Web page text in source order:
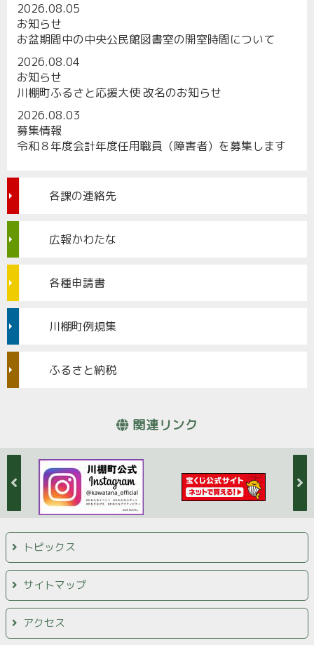
2026.08.05
お知らせ
お盆期間中の中央公民館図書室の開室時間について
2026.08.04
お知らせ
川棚町ふるさと応援大使 改名のお知らせ
2026.08.03
募集情報
令和８年度会計年度任用職員（障害者）を募集します
各課の連絡先
広報かわたな
各種申請書
川棚町例規集
ふるさと納税
関連リンク
トピックス
サイトマップ
アクセス